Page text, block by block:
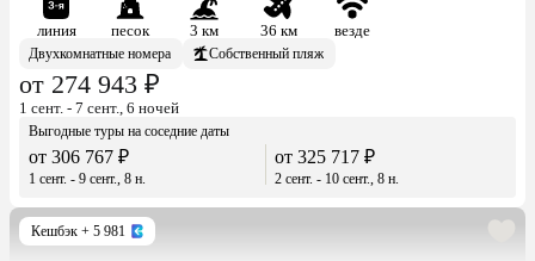
линия песок 3 км 36 км
везде
Двухкомнатные номера
Собственный пляж
от 274 943 ₽
1 сент. - 7 сент., 6 ночей
Выгодные туры на соседние даты
от 306 767 ₽
1 сент. - 9 сент., 8 н.
от 325 717 ₽
2 сент. - 10 сент., 8 н.
Кешбэк + 5 981